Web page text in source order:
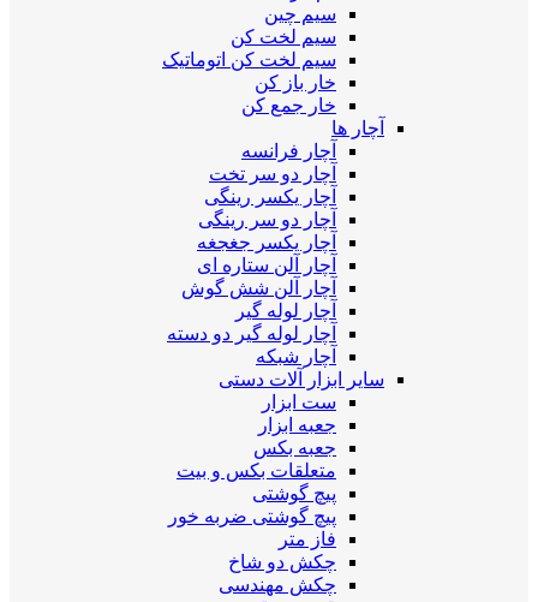
سیم چین
سیم لخت کن
سیم لخت کن اتوماتیک
خار باز کن
خار جمع کن
آچار ها
آچار فرانسه
آچار دو سر تخت
آچار یکسر رینگی
آچار دو سر رینگی
آچار یکسر جغجغه
آچار آلن ستاره ای
آچار آلن شش گوش
آچار لوله گیر
آچار لوله گیر دو دسته
آچار شبکه
سایر ابزار آلات دستی
ست ابزار
جعبه ابزار
جعبه بکس
متعلقات بکس و بیت
پیچ گوشتی
پیچ گوشتی ضربه خور
فاز متر
چکش دو شاخ
چکش مهندسی